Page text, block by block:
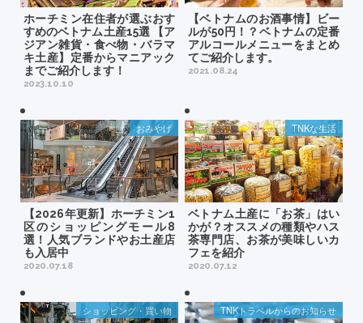
ホーチミン在住者が選ぶおす
すめのベトナム土産15選 【ア
ジアン雑貨・食べ物・バラマ
キ土産】定番からマニアック
までご紹介します！
2023.10.10
【ベトナムのお酒事情】ビー
ルが50円！？ベトナムの定番
アルコールメニューをまとめ
てご紹介します。
2021.08.24
【2026年更新】ホーチミン1
区のショッピングモール8
選！人気ブランドやお土産店
も入居中
2020.07.18
おみやげ
ベトナム土産に「お茶」はい
かが？オススメの種類やハス
茶専門店、お茶が美味しいカ
フェを紹介
2020.07.12
TNKな生活
ショッピング・買い物 TNKトラベルからのお知らせ